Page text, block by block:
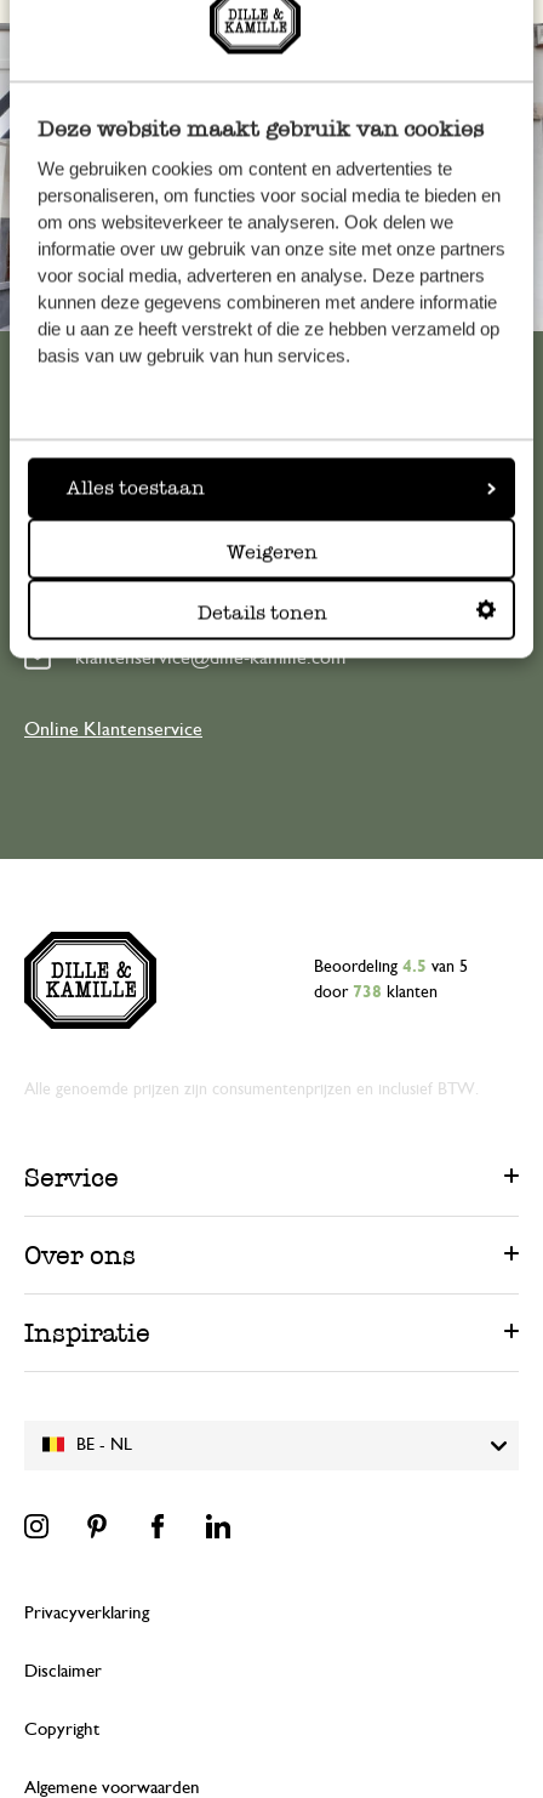
Deze website maakt gebruik van cookies
We gebruiken cookies om content en advertenties te
personaliseren, om functies voor social media te bieden en
om ons websiteverkeer te analyseren. Ook delen we
informatie over uw gebruik van onze site met onze partners
voor social media, adverteren en analyse. Deze partners
kunnen deze gegevens combineren met andere informatie
die u aan ze heeft verstrekt of die ze hebben verzameld op
basis van uw gebruik van hun services.
Alles toestaan
Weigeren
Details tonen
Altijd in de buurt
Bekijk alle 62 winkels
Klantenservice
Voor vragen, tips of hulp kun je contact opnemen met onze
klantenservice. Of bekijk hier het antwoord op de
meestgestelde vragen
klantenservice@dille-kamille.com
Online Klantenservice
BE - NL
Beoordeling 4.5 van 5
door 738 klanten
Alle genoemde prijzen zijn consumentenprijzen en inclusief BTW.
Service
Over ons
Inspiratie
Privacyverklaring
Disclaimer
Copyright
Algemene voorwaarden